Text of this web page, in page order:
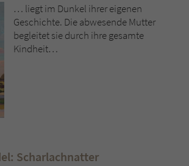
… liegt im Dunkel ihrer eigenen
Geschichte. Die abwesende Mutter
begleitet sie durch ihre gesamte
Kindheit…
Scharlachnatter